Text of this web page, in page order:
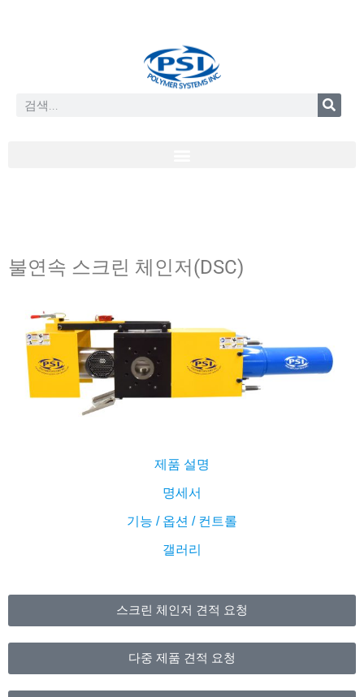
불연속 스크린 체인저(DSC)
제품 설명
명세서
기능 / 옵션 / 컨트롤
갤러리
스크린 체인저 견적 요청
다중 제품 견적 요청